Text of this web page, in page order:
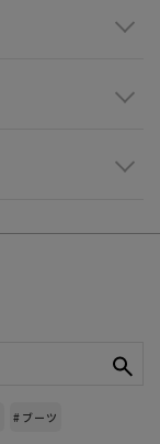
#ブーツ